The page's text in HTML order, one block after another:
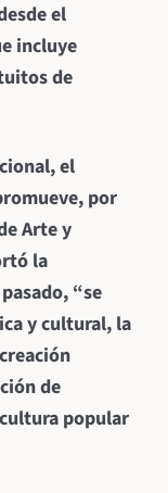
el
incluye
de
el
por
Arte y
la
“se
y cultural, la
de
popular